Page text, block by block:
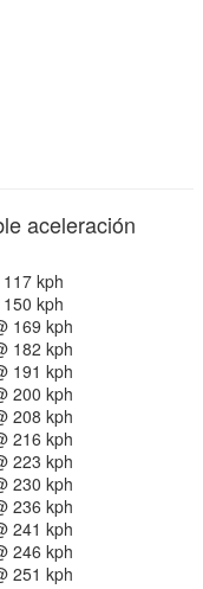
aceleración
kph
kph
169 kph
182 kph
191 kph
200 kph
208 kph
216 kph
223 kph
230 kph
236 kph
241 kph
246 kph
251 kph